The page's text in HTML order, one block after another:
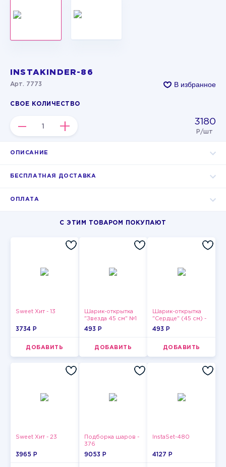
INSTAKINDER-86
Арт. 7773 В избранное
СВОЕ КОЛИЧЕСТВО
– + 3180
Р/шт
ОПИСАНИЕ
БЕСПЛАТНАЯ ДОСТАВКА
ОПЛАТА
С ЭТИМ ТОВАРОМ ПОКУПАЮТ
Sweet Хит - 13
3734 P
ДОБАВИТЬ
Шарик-открытка
"Звезда 45 см" №1
493 P
ДОБАВИТЬ
Шарик-открытка
"Сердце" (45 см) -
2
493 P
ДОБАВИТЬ
Sweet Хит - 23
3965 P
Подборка шаров -
376
9053 P
InstaSet-480
4127 P